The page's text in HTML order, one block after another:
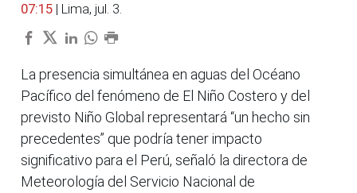
07:15 | Lima, jul. 3.
La presencia simultánea en aguas del Océano
Pacífico del fenómeno de El Niño Costero y del
previsto Niño Global representará “un hecho sin
precedentes” que podría tener impacto
significativo para el Perú, señaló la directora de
Meteorología del Servicio Nacional de